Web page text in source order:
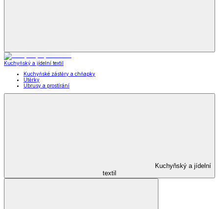
Kuchyňský a jídelní textil
Kuchyňské zástěry a chňapky
Utěrky
Ubrusy a prostírání
Kuchyňský a jídelní
textil